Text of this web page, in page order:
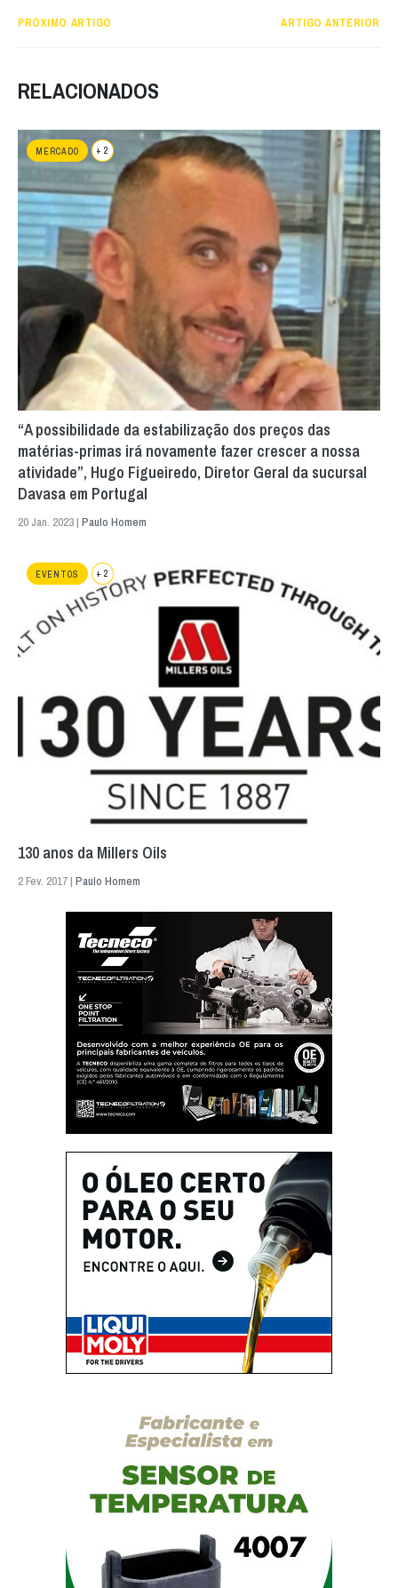
PRÓXIMO ARTIGO ARTIGO ANTERIOR
RELACIONADOS
MERCADO + 2
“A possibilidade da estabilização dos preços das
matérias-primas irá novamente fazer crescer a nossa
atividade”, Hugo Figueiredo, Diretor Geral da sucursal
Davasa em Portugal
20 Jan. 2023 | Paulo Homem
EVENTOS + 2
130 anos da Millers Oils
2 Fev. 2017 | Paulo Homem